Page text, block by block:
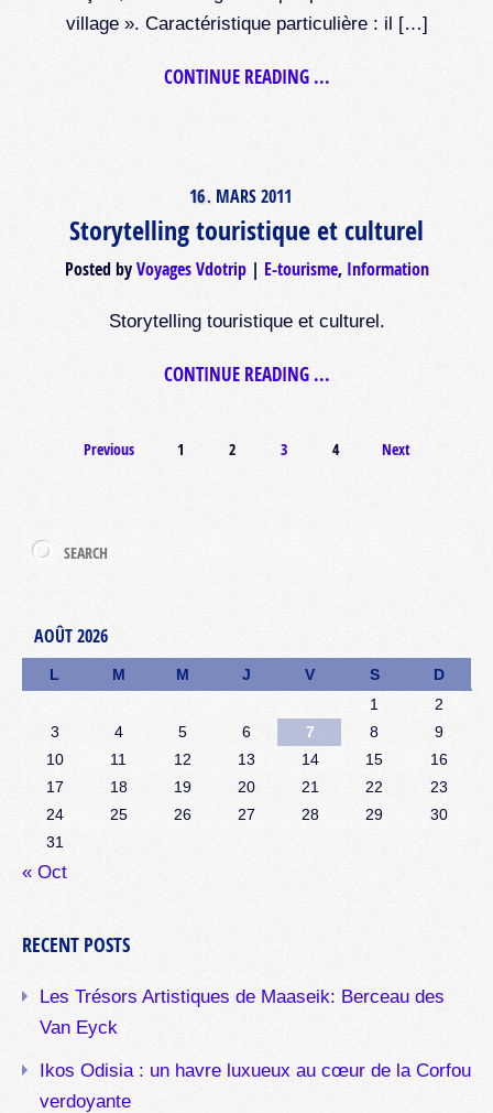
village ». Caractéristique particulière : il […]
CONTINUE READING ...
16. MARS2011
Storytelling touristique et culturel
Posted byVoyages Vdotrip E-tourisme, Information
Storytelling touristique et culturel.
CONTINUE READING ...
Previous 1 2 3 4 Next
AOÛT 2026
L M M J V S
D
1
2
3
4 5 6 7 8
9
10
11 12 13 14 15
16
17
18 19 20 21 22
23
24
25 26 27 28 29
30
31
« Oct
RECENT POSTS
Les Trésors Artistiques de Maaseik: Berceau des
Van Eyck
Ikos Odisia : un havre luxueux au cœur de la Corfou
verdoyante